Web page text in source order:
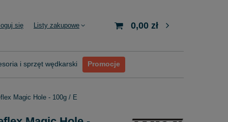
się Listy zakupowe 0,00 zł
i sprzęt wędkarski Promocje
Magic Hole - 100g / E